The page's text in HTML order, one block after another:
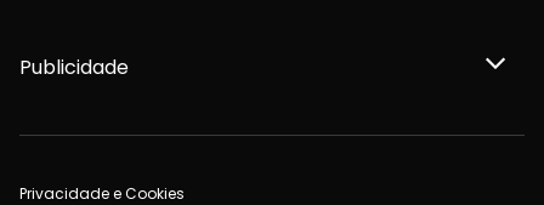
Publicidade
Privacidade e Cookies